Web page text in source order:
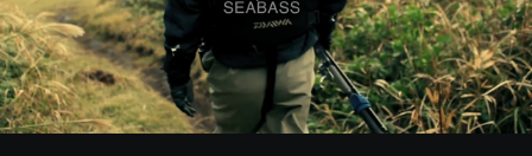
Play